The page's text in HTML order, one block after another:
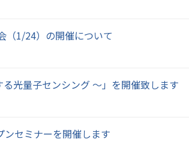
（1/24）の開催について
光量子センシング ～」を開催致します
セミナーを開催します